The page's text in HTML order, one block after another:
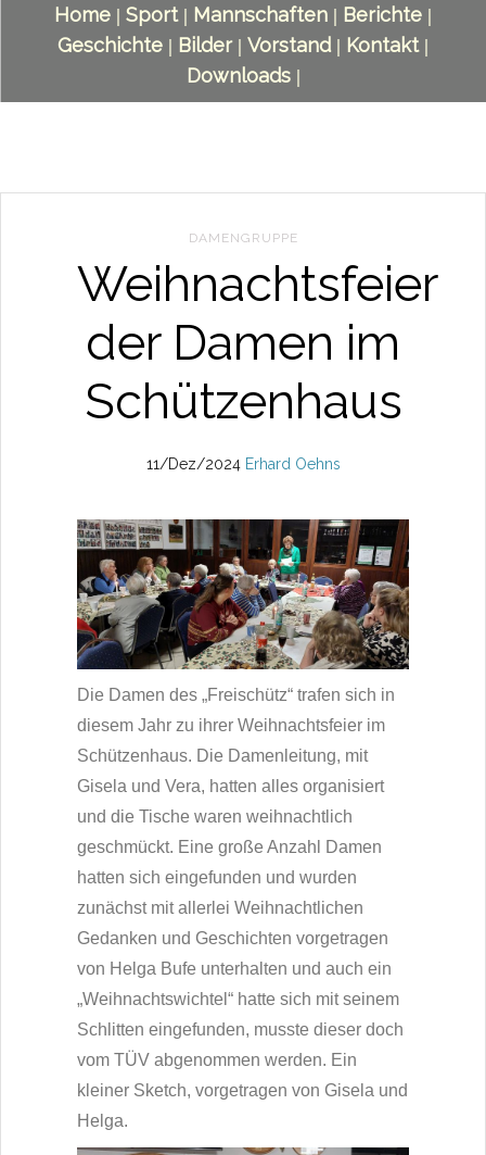
Home | Sport| Mannschaften | Berichte |
Geschichte | Bilder| Vorstand | Kontakt|
Downloads|
DAMENGRUPPE
Weihnachtsfeier
der Damen im
Schützenhaus
11/Dez/2024 Erhard Oehns
Die Damen des „Freischütz“ trafen sich in
diesem Jahr zu ihrer Weihnachtsfeier im
Schützenhaus. Die Damenleitung, mit
Gisela und Vera, hatten alles organisiert
und die Tische waren weihnachtlich
geschmückt. Eine große Anzahl Damen
hatten sich eingefunden und wurden
zunächst mit allerlei Weihnachtlichen
Gedanken und Geschichten vorgetragen
von Helga Bufe unterhalten und auch ein
„Weihnachtswichtel“ hatte sich mit seinem
Schlitten eingefunden, musste dieser doch
vom TÜV abgenommen werden. Ein
kleiner Sketch, vorgetragen von Gisela und
Helga.